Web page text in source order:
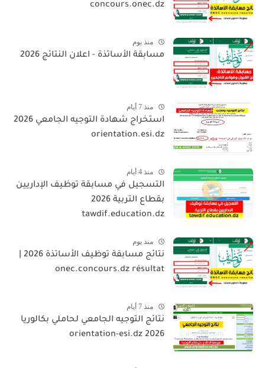
concours.onec.dz
منذ يوم
مسابقة الأساتذة - اعلان النتائج 2026
منذ 7 أيام
استخراج شهادة التوجيه الجامعي 2026
orientation.esi.dz
منذ 4 أيام
التسجيل في مسابقة توظيف الإداريين
بقطاع التربية 2026
tawdif.education.dz
منذ يوم
نتائج مسابقة توظيف الأساتذة 2026 |
onec.concours.dz résultat
منذ 7 أيام
نتائج التوجيه الجامعي لحاملي بكالوريا
2026 orientation-esi.dz